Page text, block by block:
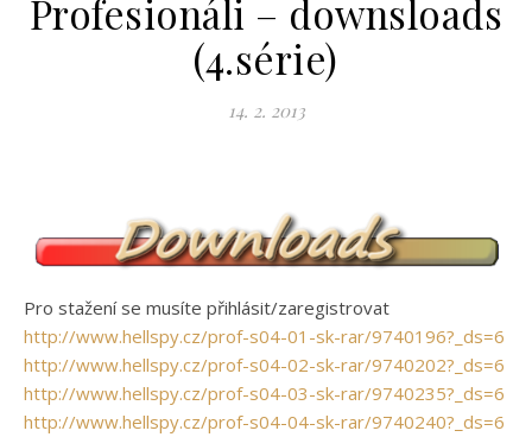
Profesionáli – downsloads
(4.série)
14. 2. 2013
Pro stažení se musíte přihlásit/zaregistrovat
http://www.hellspy.cz/prof-s04-01-sk-rar/9740196?_ds=6
http://www.hellspy.cz/prof-s04-02-sk-rar/9740202?_ds=6
http://www.hellspy.cz/prof-s04-03-sk-rar/9740235?_ds=6
http://www.hellspy.cz/prof-s04-04-sk-rar/9740240?_ds=6